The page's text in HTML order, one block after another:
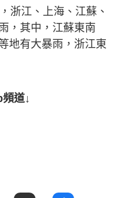
浙江、上海、江蘇、
，其中，江蘇東南
地有大暴雨，浙江東
道↓